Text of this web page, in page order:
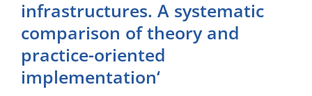
infrastructures. A systematic
comparison of theory and
practice-oriented
implementation‘